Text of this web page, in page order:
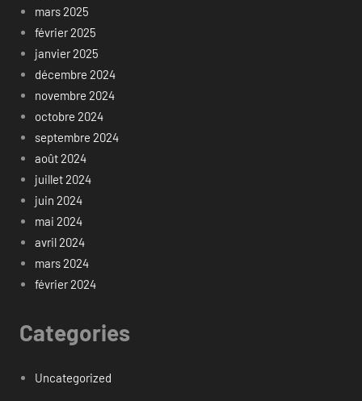
mars 2025
février 2025
janvier 2025
décembre 2024
novembre 2024
octobre 2024
septembre 2024
août 2024
juillet 2024
juin 2024
mai 2024
avril 2024
mars 2024
février 2024
Categories
Uncategorized